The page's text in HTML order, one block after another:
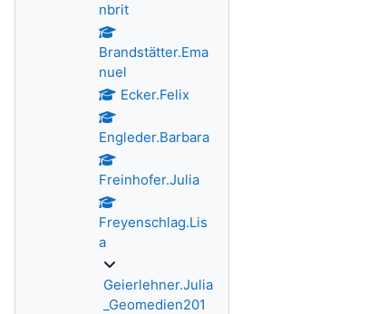
nbrit
Brandstätter.Ema
nuel
Ecker.Felix
Engleder.Barbara
Freinhofer.Julia
Freyenschlag.Lis
a
Geierlehner.Julia
_Geomedien201